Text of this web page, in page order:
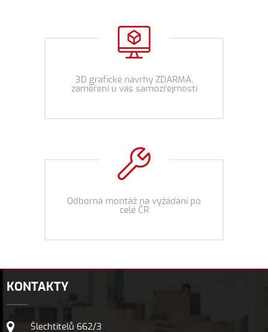
3D grafické návrhy ZDARMA,
zaměření u vás samozřejmostí
Odborná montáž na vyžádání po
celé ČR
KONTAKTY
Šlechtitelů 662/3